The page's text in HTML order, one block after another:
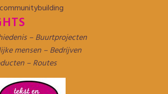
– Buurtprojecten
mensen – Bedrijven
– Routes